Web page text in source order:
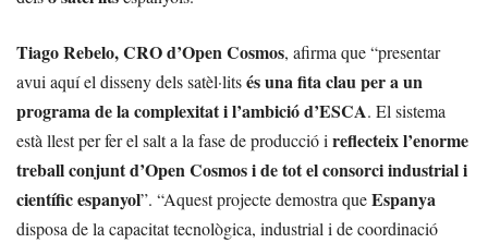
Tiago Rebelo, CRO d’Open Cosmos, afirma que “presentar
avui aquí el disseny dels satèl·litsés una fita clau per a un
programa de la complexitat i l’ambició d’ESCA. El sistema
està llest per fer el salt a la fase de producció i reflecteix l’enorme
treball conjunt d’Open Cosmos i de tot el consorci industrial i
científic espanyol”. “Aquest projecte demostra queEspanya
disposa de la capacitat tecnològica, industrial i de coordinació